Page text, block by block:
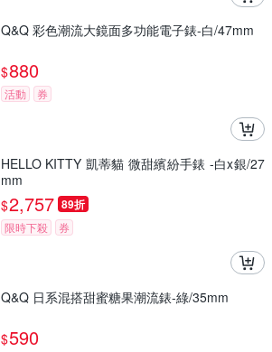
Q&Q 彩色潮流大鏡面多功能電子錶-白/47mm
$880
活動 券
HELLO KITTY 凱蒂貓 微甜繽紛手錶 -白x銀/27
mm
$2,757 89折
限時下殺 券
Q&Q 日系混搭甜蜜糖果潮流錶-綠/35mm
$590